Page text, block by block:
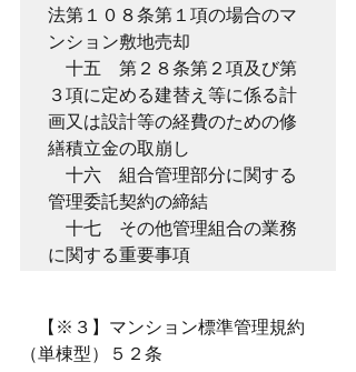
法第１０８条第１項の場合のマ
ンション敷地売却
十五　第２８条第２項及び第
３項に定める建替え等に係る計
画又は設計等の経費のための修
繕積立金の取崩し
十六　組合管理部分に関する
管理委託契約の締結
十七　その他管理組合の業務
に関する重要事項
【※３】マンション標準管理規約
（単棟型）５２条